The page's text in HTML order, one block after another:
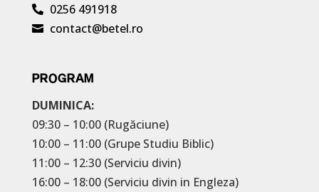
 0256 491918
 contact@betel.ro
PROGRAM
DUMINICA:
09:30 – 10:00 (Rugăciune)
10:00 – 11:00 (Grupe Studiu Biblic)
11:00 – 12:30 (Serviciu divin)
16:00 – 18:00 (Serviciu divin in Engleza)